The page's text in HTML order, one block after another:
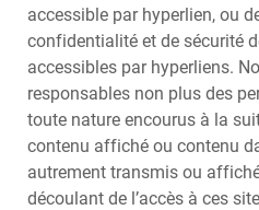
accessible par hyperlien, ou
confidentialité et de sécurité
accessibles par hyperliens.
responsables non plus des
toute nature encourus à la
contenu affiché ou contenu
autrement transmis ou
découlant de l’accès à ces